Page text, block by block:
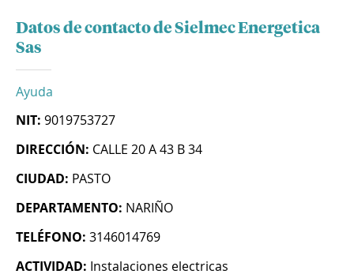
Datos de contacto de Sielmec Energetica
Sas
Ayuda
NIT: 9019753727
DIRECCIÓN: CALLE 20 A 43 B 34
CIUDAD: PASTO
DEPARTAMENTO: NARIÑO
TELÉFONO: 3146014769
ACTIVIDAD: Instalaciones electricas